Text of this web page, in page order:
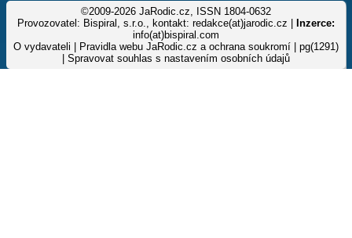
©2009-2026 JaRodic.cz, ISSN 1804-0632
Provozovatel: Bispiral, s.r.o., kontakt: redakce(at)jarodic.cz |
Inzerce:
info(at)bispiral.com
O vydavateli
Pravidla webu JaRodic.cz a ochrana soukromí | pg(1291)
Spravovat souhlas s nastavením osobních údajů